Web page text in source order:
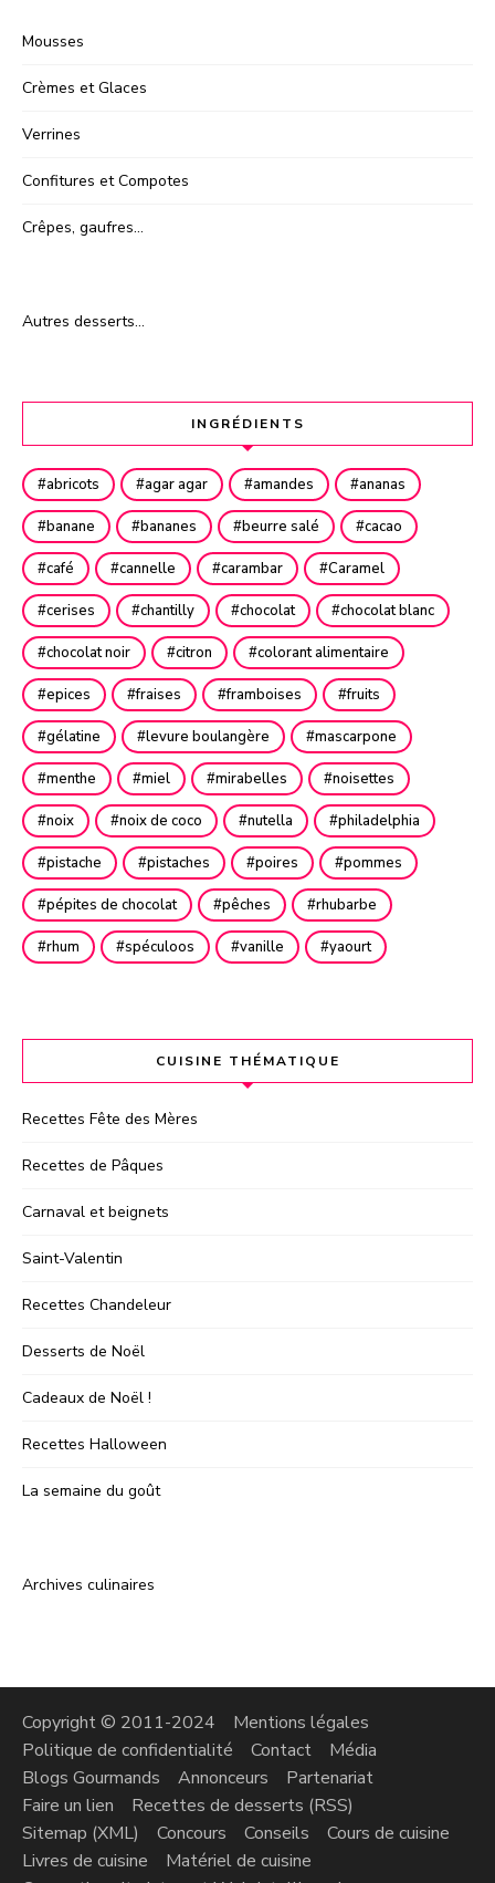
Mousses
Crèmes et Glaces
Verrines
Confitures et Compotes
Crêpes, gaufres…
Autres desserts…
INGRÉDIENTS
abricots agar agar amandes ananas
banane bananes beurre salé cacao
café cannelle carambar Caramel
cerises chantilly chocolat chocolat blanc
chocolat noir citron colorant alimentaire
epices fraises framboises fruits
gélatine levure boulangère mascarpone
menthe miel mirabelles noisettes
noix noix de coco nutella philadelphia
pistache pistaches poires pommes
pépites de chocolat pêches rhubarbe
rhum spéculoos vanille yaourt
CUISINE THÉMATIQUE
Recettes Fête des Mères
Recettes de Pâques
Carnaval et beignets
Saint-Valentin
Recettes Chandeleur
Desserts de Noël
Cadeaux de Noël !
Recettes Halloween
La semaine du goût
Archives culinaires
Copyright © 2011-2024
Mentions légales
Politique de confidentialité
Contact
Média
Blogs Gourmands
Annonceurs
Partenariat
Faire un lien
Recettes de desserts (RSS)
Sitemap (XML)
Concours Conseils
Cours de cuisine
Livres de cuisine
Matériel de cuisine